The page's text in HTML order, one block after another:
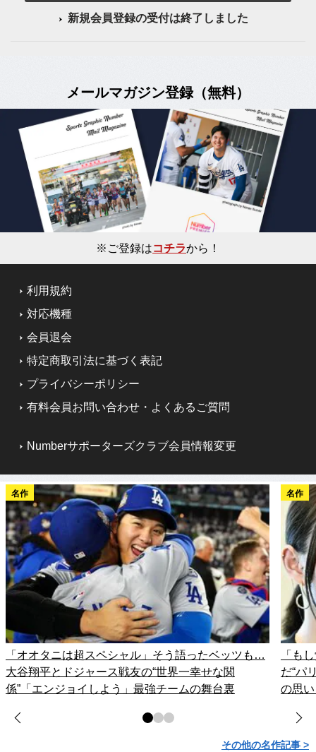
新規会員登録の受付は終了しました
メールマガジン登録（無料）
※ご登録はコチラから！
利用規約
対応機種
会員退会
特定商取引法に基づく表記
プライバシーポリシー
有料会員お問い合わせ・よくあるご質問
Numberサポーターズクラブ会員情報変更
名作
「オオタニは超スペシャル」そう語ったベッツも…
大谷翔平とドジャース戦友の“世界一幸せな関
係”「エンジョイしよう」最強チームの舞台裏
名作
「も
だ“パ
の思
その他の名作記事 >